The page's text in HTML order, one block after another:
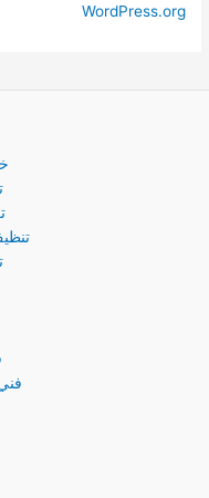
WordPress.org